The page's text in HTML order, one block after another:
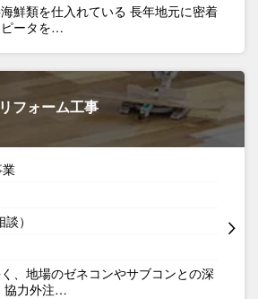
鮮類を仕入れている 長年地元に密着
ピータを…
フォーム工事
業
）
、地場のゼネコンやサブコンとの深
協力外注…